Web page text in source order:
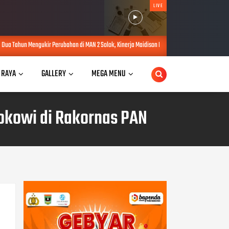
LIVE
di MAN 2 Solok, Kinerja Maidison Dinilai dalam PKKM Kanwil Kemenag Sumbar
GALLERY MEGA MENU
di Rakornas PAN